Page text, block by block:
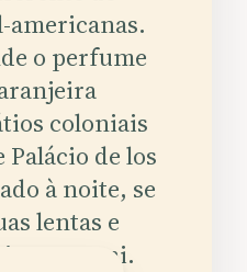
americanas.
o perfume
coloniais
de los
à noite, se
lentas e
Paraguai.